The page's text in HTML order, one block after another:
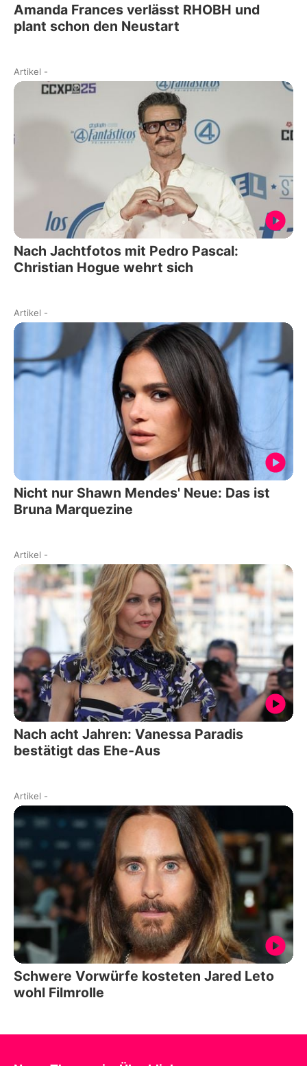
Amanda Frances verlässt RHOBH und
plant schon den Neustart
Artikel -
Nach Jachtfotos mit Pedro Pascal:
Christian Hogue wehrt sich
Artikel -
Nicht nur Shawn Mendes' Neue: Das ist
Bruna Marquezine
Artikel -
Nach acht Jahren: Vanessa Paradis
bestätigt das Ehe-Aus
Artikel -
Schwere Vorwürfe kosteten Jared Leto
wohl Filmrolle